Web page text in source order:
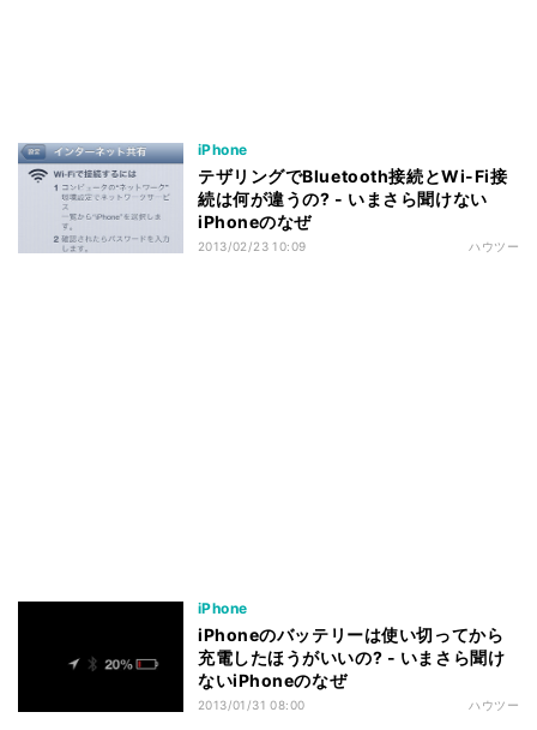
iPhone
テザリングでBluetooth接続とWi-Fi接
続は何が違うの? - いまさら聞けない
iPhoneのなぜ
2013/02/23 10:09 ハウツー
iPhone
iPhoneのバッテリーは使い切ってから
充電したほうがいいの? - いまさら聞け
ないiPhoneのなぜ
2013/01/31 08:00 ハウツー